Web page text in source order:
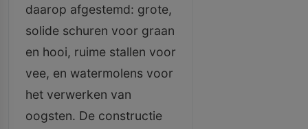
daarop afgestemd: grote,
solide schuren voor graan
en hooi, ruime stallen voor
vee, en watermolens voor
het verwerken van
oogsten. De constructie